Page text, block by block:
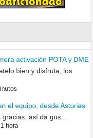
activación POTA y DME
bien y disfruta, los
el equipo, desde Asturias
así da gus...
hora